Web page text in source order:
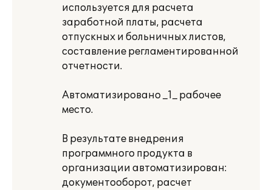
используется для расчета
заработной платы, расчета
отпускных и больничных листов,
составление регламентированной
отчетности.
Автоматизировано _1_ рабочее
место.
В результате внедрения
программного продукта в
организации автоматизирован:
документооборот, расчет